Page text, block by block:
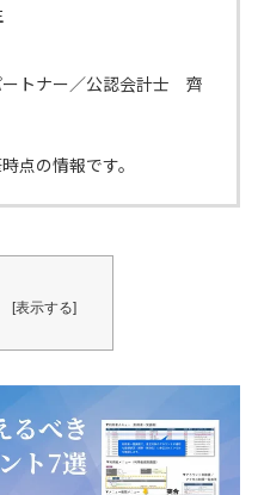
トナー／公認会計士 齊
点の情報です。
表示する